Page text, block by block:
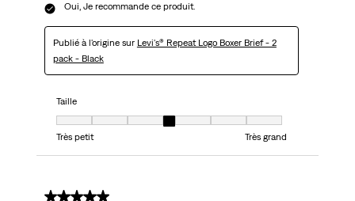
Oui, Je recommande ce produit.
Publié à l'origine sur Levi's® Repeat Logo Boxer Brief - 2
pack - Black
Taille
Taille, 4 sur 7, où 1 est égal à Très petit et 7 est égal à Très grand
Très petit
Très grand
1 sur 5 étoiles.